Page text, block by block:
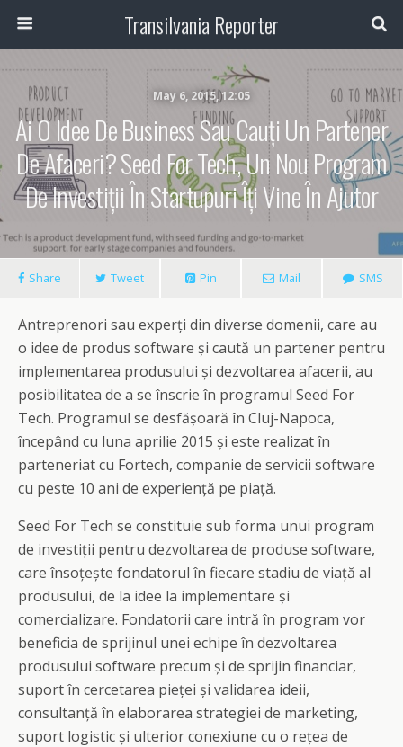
Transilvania Reporter
May 6, 2015, 12:05
Ai O Idee De Business Sau Cauți Un Partener
De Afaceri? Seed For Tech, Un Nou Program
De Investiții În Startupuri Îți Vine În Ajutor
Share Tweet Pin Mail SMS
Antreprenori sau experți din diverse domenii, care au
o idee de produs software și caută un partener pentru
implementarea produsului și dezvoltarea afacerii, au
posibilitatea de a se înscrie în programul Seed For
Tech. Programul se desfășoară în Cluj-Napoca,
începând cu luna aprilie 2015 și este realizat în
parteneriat cu Fortech, companie de servicii software
cu peste 10 ani de experiență pe piață.
Seed For Tech se constituie sub forma unui program
de investiții pentru dezvoltarea de produse software,
care însoțește fondatorul în fiecare stadiu de viață al
produsului, de la idee la implementare și
comercializare. Fondatorii care intră în program vor
beneficia de sprijinul unei echipe în dezvoltarea
produsului software precum și de sprijin financiar,
suport în cercetarea pieței și validarea ideii,
consultanță în elaborarea strategiei de marketing,
suport logistic și ulterior conexiune cu o rețea de